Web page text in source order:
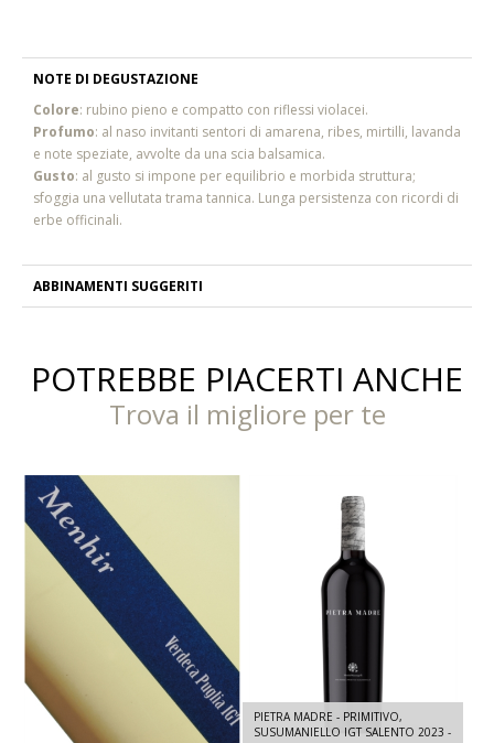
NOTE DI DEGUSTAZIONE
Colore: rubino pieno e compatto con riflessi violacei.
Profumo: al naso invitanti sentori di amarena, ribes, mirtilli, lavanda
e note speziate, avvolte da una scia balsamica.
Gusto: al gusto si impone per equilibrio e morbida struttura;
sfoggia una vellutata trama tannica. Lunga persistenza con ricordi di
erbe officinali.
ABBINAMENTI SUGGERITI
POTREBBE PIACERTI ANCHE
Trova il migliore per te
MENHIR VERDECA - VERDECA IGT
SALENTO 2025 - 750 ML
PIETRA MADRE - PRIMITIVO,
SUSUMANIELLO IGT SALENTO 2023 -